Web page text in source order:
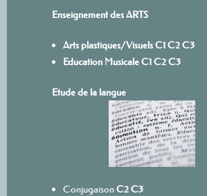
Enseignement des ARTS
Arts plastiques/VisuelsC1C2C3
Education MusicaleC1C2C3
Etude de la langue
ConjugaisonC2C3